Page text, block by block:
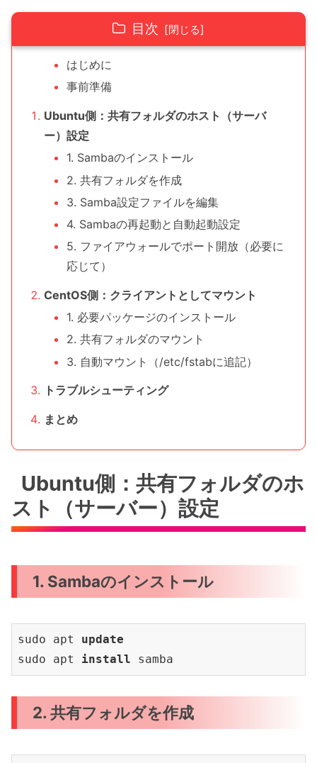
目次
はじめに
事前準備
Ubuntu側：共有フォルダのホスト（サーバ
ー）設定
1. Sambaのインストール
2. 共有フォルダを作成
3. Samba設定ファイルを編集
4. Sambaの再起動と自動起動設定
5. ファイアウォールでポート開放（必要に
応じて）
CentOS側：クライアントとしてマウント
1. 必要パッケージのインストール
2. 共有フォルダのマウント
3. 自動マウント（/etc/fstabに追記）
トラブルシューティング
まとめ
Ubuntu側：共有フォルダのホ
スト（サーバー）設定
1. Sambaのインストール
sudo apt update
sudo apt install
2. 共有フォルダを作成